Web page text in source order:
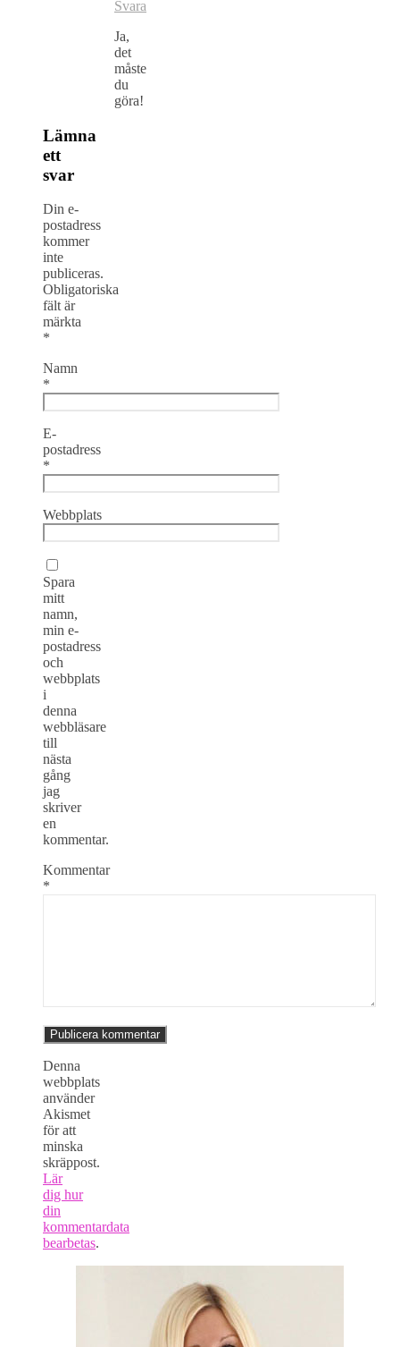
Svara
Ja,
det
måste
du
göra!
Lämna
ett
svar
Din e-
postadress
kommer
inte
publiceras.
Obligatoriska
fält är
märkta
*
Namn
*
E-
postadress
*
Webbplats
Spara
mitt
namn,
min e-
postadress
och
webbplats
i
denna
webbläsare
till
nästa
gång
jag
skriver
en
kommentar.
Kommentar
*
Denna
webbplats
använder
Akismet
för att
minska
skräppost.
Lär
dig hur
din
kommentardata
bearbetas.